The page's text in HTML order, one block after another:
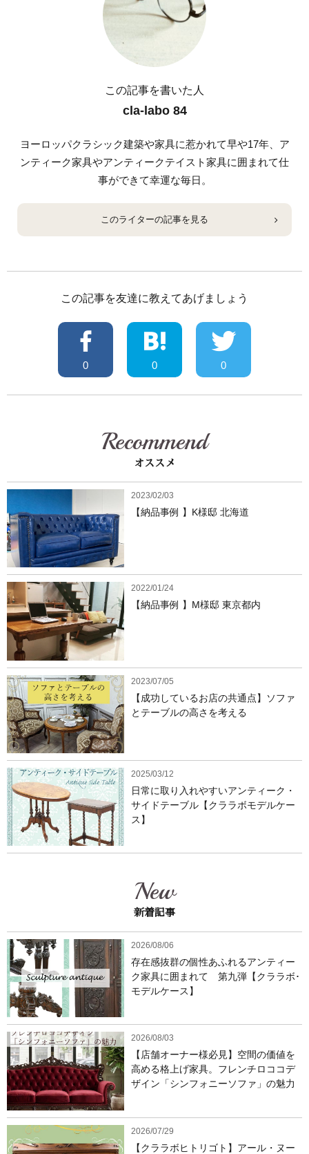
この記事を書いた人
cla-labo 84
このライターの記事を見る
ヨーロッパクラシック建築や家具に惹かれて早や17年、ア
ンティーク家具やアンティークテイスト家具に囲まれて仕
事ができて幸運な毎日。
この記事を友達に教えてあげましょう
0 0 0
Recommend
オススメ
2023/02/03
【納品事例 】K様邸 北海道
2022/01/24
【納品事例 】M様邸 東京都内
2023/07/05
【成功しているお店の共通点】ソファ
とテーブルの高さを考える
2025/03/12
日常に取り入れやすいアンティーク・
サイドテーブル【クララボモデルケー
ス】
New
新着記事
2026/08/06
存在感抜群の個性あふれるアンティー
ク家具に囲まれて 第九弾【クララボ･
モデルケース】
2026/08/03
【店舗オーナー様必見】空間の価値を
高める格上げ家具。フレンチロココデ
ザイン「シンフォニーソファ」の魅力
2026/07/29
【クララボヒトリゴト】アール・ヌー